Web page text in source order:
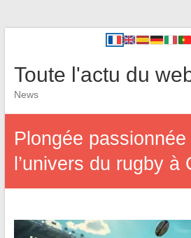
Toute l'actu du
News
Plongée passionnée
l’univers du rugby à